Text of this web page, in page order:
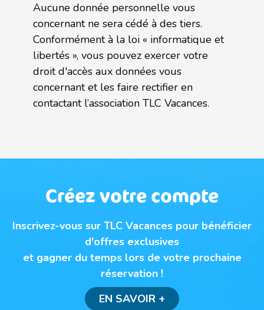
Aucune donnée personnelle vous
concernant ne sera cédé à des tiers.
Conformément à la loi « informatique et
libertés », vous pouvez exercer votre
droit d'accès aux données vous
concernant et les faire rectifier en
contactant l’association TLC Vacances.
Créez votre compte
Inscrivez-vous sur TLC Vacances pour bénéficier
d'offres exclusives
et gagner du temps lors de votre prochaine
réservation !
EN SAVOIR +